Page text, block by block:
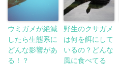
ウミガメが絶滅
したら生態系に
どんな影響があ
る！？
野生のクサガメ
は何を餌にして
いるの？どんな
風に食べてる